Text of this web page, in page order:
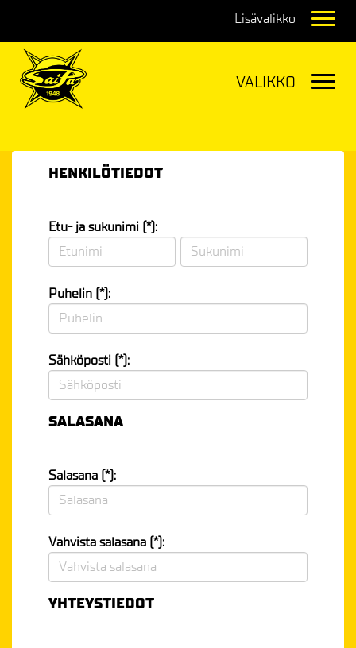
HENKILÖTIEDOT
Etu- ja sukunimi (*):
Puhelin (*):
Sähköposti (*):
SALASANA
Salasana (*):
Vahvista salasana (*):
YHTEYSTIEDOT